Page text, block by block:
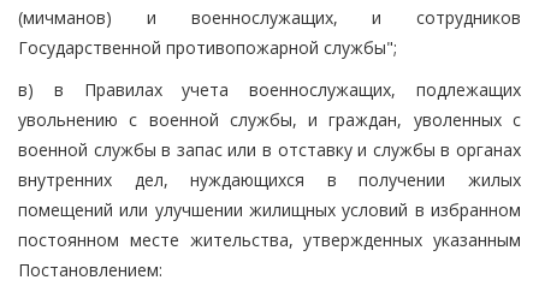
(мичманов) и военнослужащих, и сотрудников
Государственной противопожарной службы";
в) в Правилах учета военнослужащих, подлежащих
увольнению с военной службы, и граждан, уволенных с
военной службы в запас или в отставку и службы в органах
внутренних дел, нуждающихся в получении жилых
помещений или улучшении жилищных условий в избранном
постоянном месте жительства, утвержденных указанным
Постановлением: